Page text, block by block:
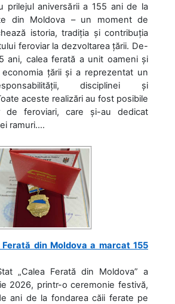
prilejul aniversării a 155 ani de la
din Moldova – un moment de
istoria, tradiția și contribuția
feroviar la dezvoltarea țării. De-
ani, calea ferată a unit oameni și
țării și a reprezentat un
disciplinei și
aceste realizări au fost posibile
de feroviari, care și-au dedicat
ramuri....
Ferată din Moldova a marcat 155
„Calea Ferată din Moldova” a
2026, printr-o ceremonie festivă,
ani de la fondarea căii ferate pe